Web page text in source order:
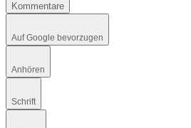
Kommentare
Auf Google bevorzugen
Anhören
Schrift